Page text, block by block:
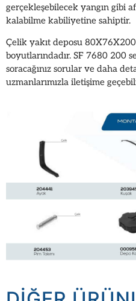
gerçekleşebilecek yangın gibi
kalabilme kabiliyetine sahiptir.
Çelik yakıt deposu
boyutlarındadır. SF 7680 200
soracağınız sorular ve daha
uzmanlarımızla iletişime